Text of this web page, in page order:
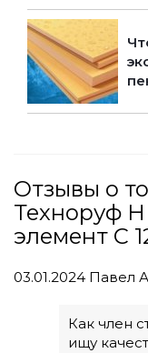
Отзывы о
Техноруф
элемент C
03.01.2024 Павел
Как член
ищу